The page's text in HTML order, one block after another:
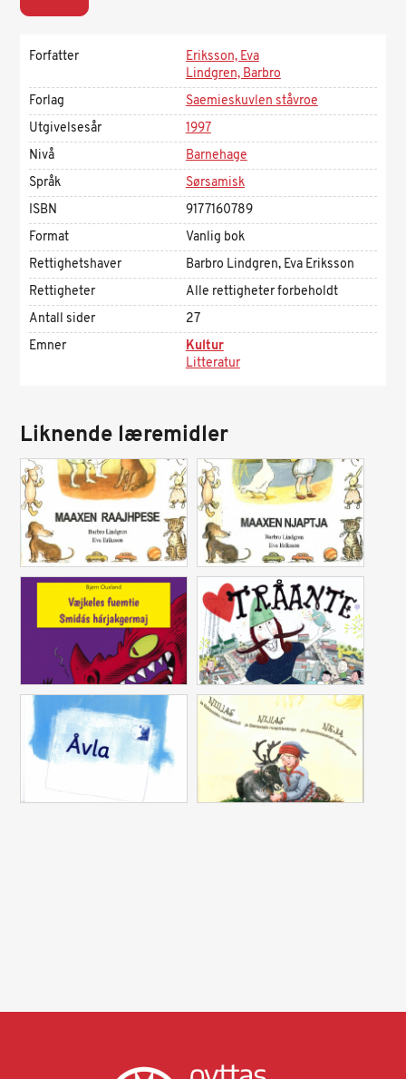
Forfatter
Eriksson, Eva
Lindgren, Barbro
Forlag
Saemieskuvlen ståvroe
Utgivelsesår
1997
Nivå
Barnehage
Språk
Sørsamisk
ISBN
9177160789
Format
Vanlig bok
Rettighetshaver
Barbro Lindgren, Eva Eriksson
Rettigheter
Alle rettigheter forbeholdt
Antall sider
27
Emner
Kultur
Litteratur
Liknende læremidler